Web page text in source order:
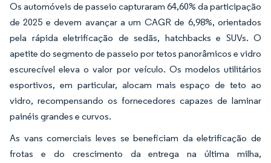
Os automóveis de passeio capturaram 64,60% da participação
de 2025 e devem avançar a um CAGR de 6,98%, orientados
pela rápida eletrificação de sedãs, hatchbacks e SUVs. O
apetite do segmento de passeio por tetos panorâmicos e vidro
escurecível eleva o valor por veículo. Os modelos utilitários
esportivos, em particular, alocam mais espaço de teto ao
vidro, recompensando os fornecedores capazes de laminar
painéis grandes e curvos.
As vans comerciais leves se beneficiam da eletrificação de
frotas e do crescimento da entrega na última milha,